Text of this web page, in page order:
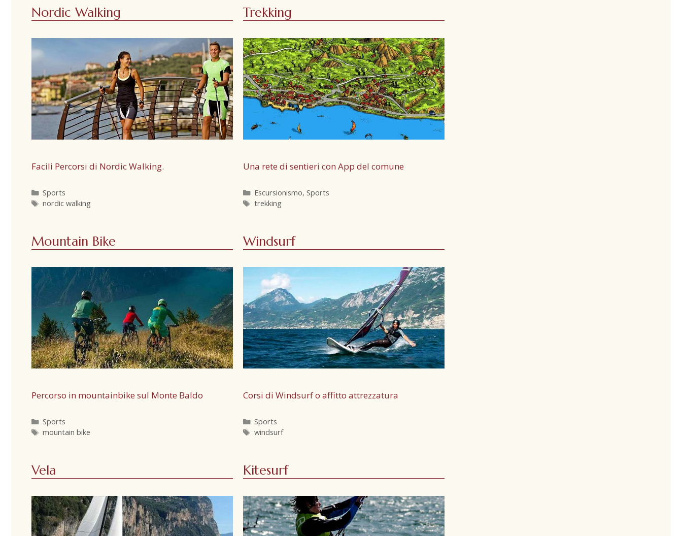
Nordic Walking
Facili Percorsi di Nordic Walking.
Sports
nordic walking
Trekking
Una rete di sentieri con App del comune
Escursionismo, Sports
trekking
Mountain Bike
Percorso in mountainbike sul Monte Baldo
Sports
mountain bike
Windsurf
Corsi di Windsurf o affitto attrezzatura
Sports
windsurf
Vela Kitesurf